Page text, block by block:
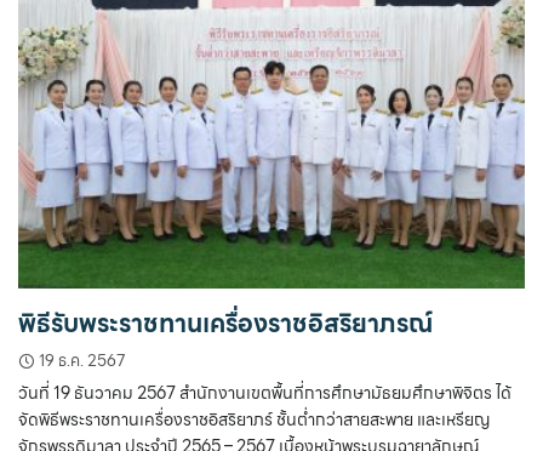
พิธีรับพระราชทานเครื่องราชอิสริยาภรณ์
19 ธ.ค. 2567
วันที่ 19 ธันวาคม 2567 สำนักงานเขตพื้นที่การศึกษามัธยมศึกษาพิจิตร ได้
จัดพิธีพระราชทานเครื่องราชอิสริยาภร์ ชั้นต่ำกว่าสายสะพาย และเหรียญ